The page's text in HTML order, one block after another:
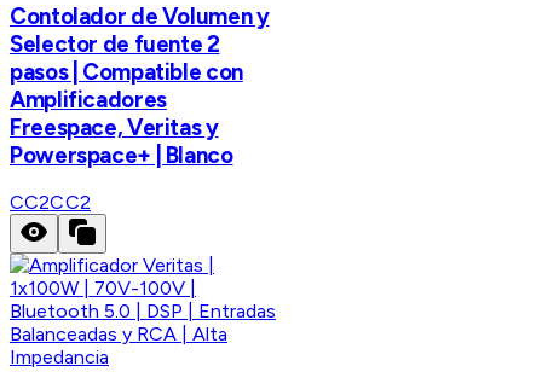
Contolador de Volumen y
Selector de fuente 2
pasos | Compatible con
Amplificadores
Freespace, Veritas y
Powerspace+ | Blanco
CC2CC2